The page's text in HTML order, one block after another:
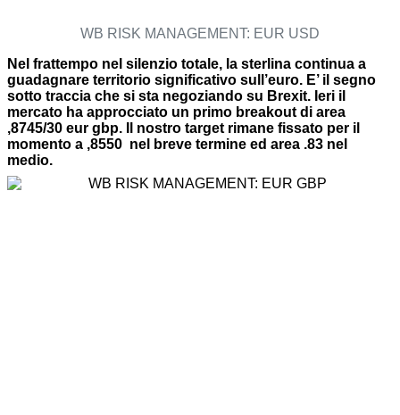
WB RISK MANAGEMENT: EUR USD
Nel frattempo nel silenzio totale, la sterlina continua a
guadagnare territorio significativo sull’euro. E’ il segno
sotto traccia che si sta negoziando su Brexit. Ieri il
mercato ha approcciato un primo breakout di area
,8745/30 eur gbp. Il nostro target rimane fissato per il
momento a ,8550 nel breve termine ed area .83 nel
medio.